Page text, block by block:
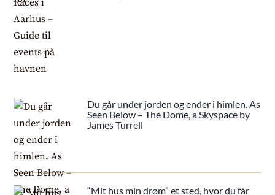
Du går under jorden og ender i himlen. As
Seen Below – The Dome, a Skyspace by
James Turrell
“Mit hus min drøm” et sted, hvor du får